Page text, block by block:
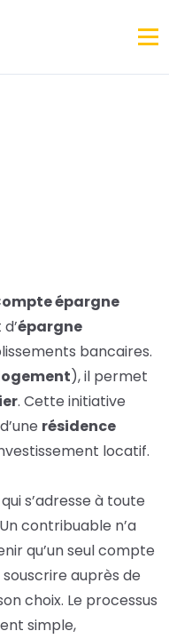
épargne
épargne
bancaires.
), il permet
. Cette initiative
résidence
locatif.
qui s’adresse à toute
contribuable n’a
qu’un seul compte
souscrire auprès de
choix. Le processus
simple,